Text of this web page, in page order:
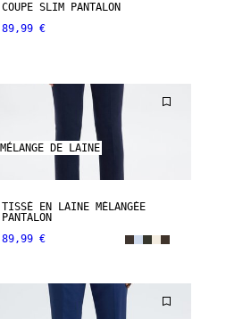
COUPE SLIM PANTALON
89,99 €
MÉLANGE DE LAINE
TISSÉ EN LAINE MÉLANGÉE
PANTALON
89,99 €